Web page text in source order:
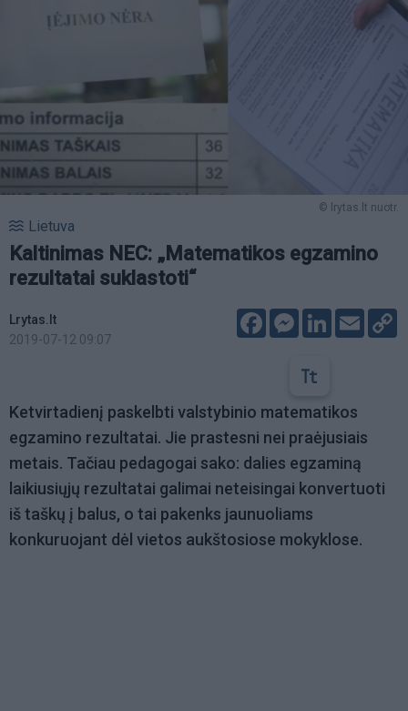
© lrytas.lt nuotr.
Lietuva
Kaltinimas NEC: „Matematikos egzamino
rezultatai suklastoti“
Lrytas.lt
2019-07-12 09:07
FacebookMessenger
LinkedIn
Email
Ketvirtadienį paskelbti valstybinio matematikos
egzamino rezultatai. Jie prastesni nei praėjusiais
metais. Tačiau pedagogai sako: dalies egzaminą
laikiusiųjų rezultatai galimai neteisingai konvertuoti
iš taškų į balus, o tai pakenks jaunuoliams
konkuruojant dėl vietos aukštosiose mokyklose.